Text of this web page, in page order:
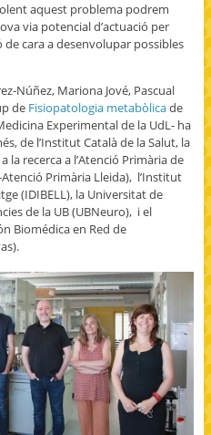
aquest problema podrem
via potencial d’actuació per
de cara a desenvolupar possibles
Núñez, Mariona Jové, Pascual
de Fisiopatologia metabòlicade
Experimental de la UdL- ha
de l’Institut Català de la Salut, la
recerca a l’Atenció Primària de
Atenció Primària Lleida), l’Institut
(IDIBELL), la Universitat de
de la UB (UBNeuro), i el
Biomédica en Red de